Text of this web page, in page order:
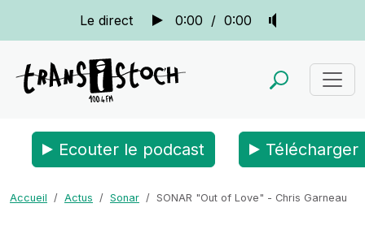
Le direct 0:00 / 0:00
Ecouter le podcast Télécharger
Accueil Actus Sonar SONAR "Out of Love" - Chris Garneau